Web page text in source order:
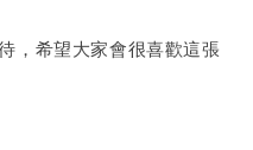
，希望大家會很喜歡這張